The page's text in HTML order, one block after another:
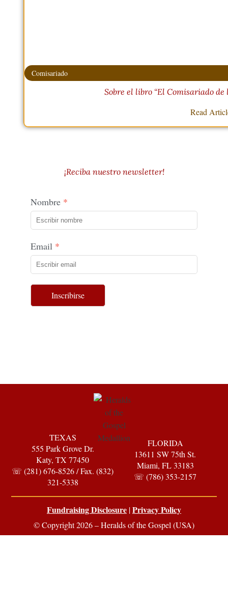
Comisariado
Sobre el libro “El Comisariado
Read
¡Reciba nuestro newsletter!
Nombre
Email
Inscribirse
TEXAS
555 Park Grove Dr.
Katy, TX 77450
☏ (281) 676-8526 / Fax. (832)
321-5338
FLORIDA
13611 SW 75th St.
Miami, FL 33183
☏ (786) 353-2157
Fundraising Disclosure |Privacy Policy
© Copyright 2026 – Heralds of the Gospel (USA)